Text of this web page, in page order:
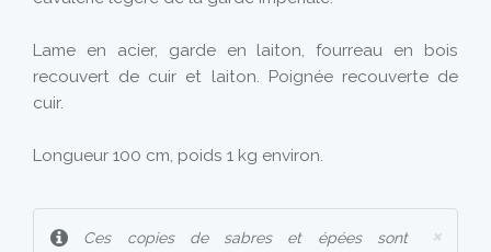
Lame en acier, garde en laiton, fourreau en bois
recouvert de cuir et laiton. Poignée recouverte de
cuir.
Longueur 100 cm, poids 1 kg environ.
×
Ces copies de sabres et épées sont